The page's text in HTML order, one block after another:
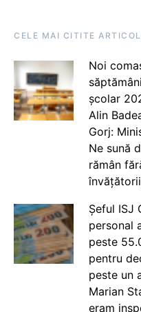
CELE MAI CITITE
Noi
școlar
Alin
Gorj:
Ne sună
rămân
Șeful ISJ
personal
peste
pentru
peste un
Marian
eram